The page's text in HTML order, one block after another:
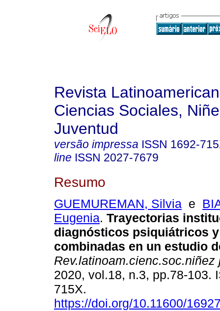
Revista
Ciencias Sociales,
Juventud
versão impressa ISSN 1692-
line ISSN 2027-7679
Resumo
GUEMUREMAN, Silvia e
Eugenia. Trayectorias
diagnósticos psiquiátricos
combinadas en un estudio
Rev.latinoam.cienc.soc.niñez
2020, vol.18, n.3, pp.78-103.
715X.
https://doi.org/10.11600/